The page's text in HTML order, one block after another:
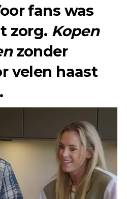
fans was
zorg. Kopen
zonder
velen haast